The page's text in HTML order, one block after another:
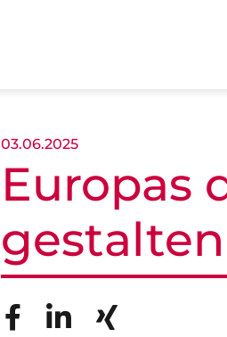
03.06.2025
Europas
gestalten